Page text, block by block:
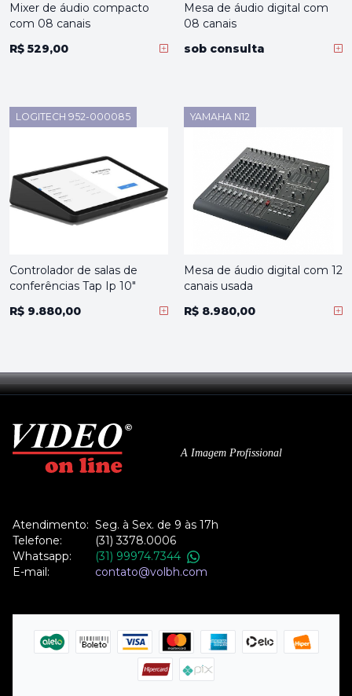
Mixer de áudio compacto
com 08 canais
R$ 529,00
Mesa de áudio digital com
08 canais
sob consulta
LOGITECH 952-000085
Controlador de salas de
conferências Tap Ip 10"
R$ 9.880,00
YAMAHA N12
Mesa de áudio digital com 12
canais usada
R$ 8.980,00
A Imagem Profissional
Atendimento: Seg. à Sex. de 9 às 17h
Telefone:
(31) 3378.0006
Whatsapp:
(31) 99974.7344
E-mail:
contato@volbh.com